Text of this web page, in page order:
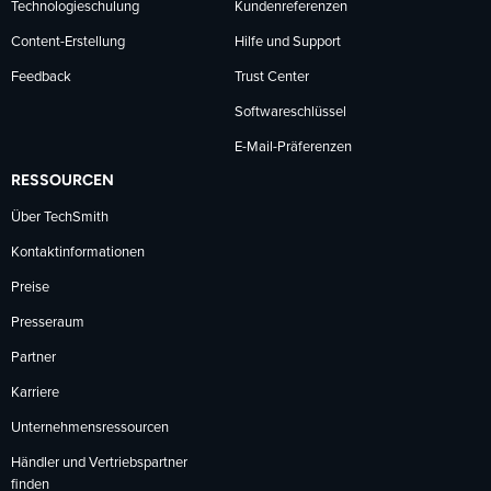
Technologieschulung
Content-Erstellung
Feedback
Kundenreferenzen
Hilfe und Support
Trust Center
Softwareschlüssel
E-Mail-Präferenzen
RESSOURCEN
Über TechSmith
Kontaktinformationen
Preise
Presseraum
Partner
Karriere
Unternehmensressourcen
Händler und Vertriebspartner
finden